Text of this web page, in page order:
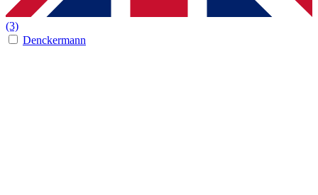
(3)
Denckermann